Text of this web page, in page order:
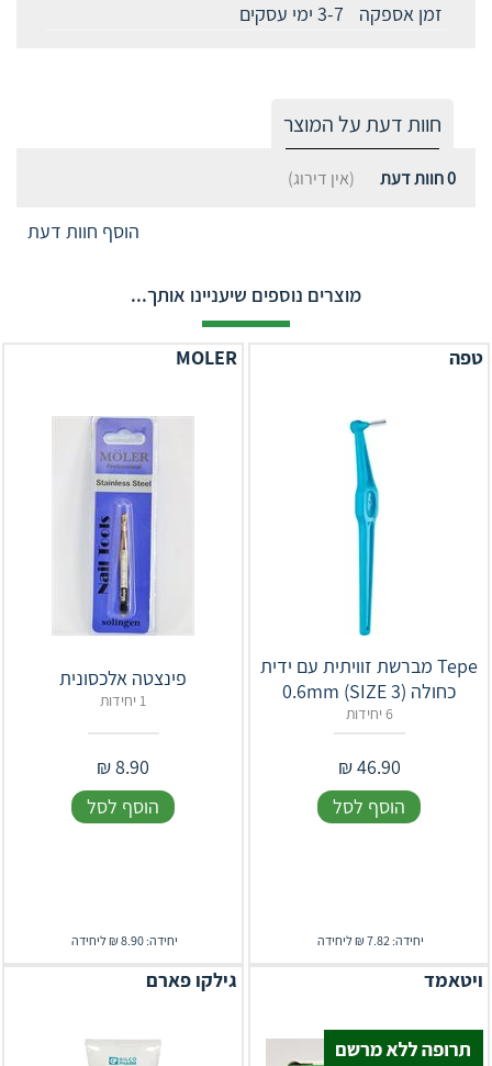
זמן אספקה
3-7 ימי עסקים
חוות דעת על המוצר
0חוות דעת (אין דירוג)
הוסף חוות דעת
מוצרים נוספים שיעניינו אותך...
טפה
‎Tepe מברשת זוויתית עם ידית
כחולה 0.6mm (SIZE 3)
6 יחידות
46.90
₪
הוסף לסל
יחידה: 7.82 ₪ ליחידה
MOLER
פינצטה אלכסונית
1 יחידות
8.90
₪
הוסף לסל
יחידה: 8.90 ₪ ליחידה
ויטאמד גילקו פארם